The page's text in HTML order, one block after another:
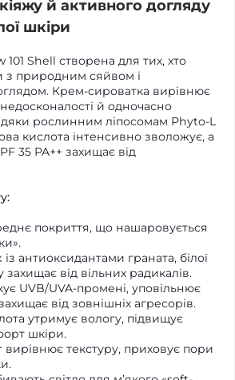
й активного догляду
шкіри
Shell створена для тих, хто
з природним сяйвом і
Крем-сироватка вирівнює
й одночасно
рослинним ліпосомам Phyto-L
кислота інтенсивно зволожує, а
35 PA++ захищає від
покриття, що нашаровується
антиоксидантами граната, білої
захищає від вільних радикалів.
UVB/UVA-промені, уповільнює
від зовнішніх агресорів.
утримує вологу, підвищує
шкіри.
текстуру, приховує пори